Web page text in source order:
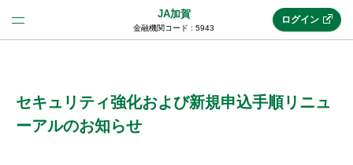
JA加賀
金融機関コード : 5943
(法人JAネットバンク)
ログイン
セキュリティ強化および新規申込手順リニュ
ーアルのお知らせ